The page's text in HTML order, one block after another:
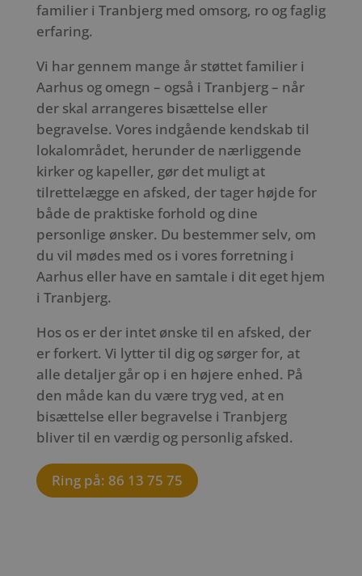
familier i Tranbjerg med omsorg, ro og faglig
erfaring.
Vi har gennem mange år støttet familier i
Aarhus og omegn – også i Tranbjerg – når
der skal arrangeres bisættelse eller
begravelse. Vores indgående kendskab til
lokalområdet, herunder de nærliggende
kirker og kapeller, gør det muligt at
tilrettelægge en afsked, der tager højde for
både de praktiske forhold og dine
personlige ønsker. Du bestemmer selv, om
du vil mødes med os i vores forretning i
Aarhus eller have en samtale i dit eget hjem
i Tranbjerg.
Hos os er der intet ønske til en afsked, der
er forkert. Vi lytter til dig og sørger for, at
alle detaljer går op i en højere enhed. På
den måde kan du være tryg ved, at en
bisættelse eller begravelse i Tranbjerg
bliver til en værdig og personlig afsked.
Ring på: 86 13 75 75